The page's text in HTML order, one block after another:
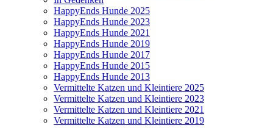
HappyEnds Hunde 2025
HappyEnds Hunde 2023
HappyEnds Hunde 2021
HappyEnds Hunde 2019
HappyEnds Hunde 2017
HappyEnds Hunde 2015
HappyEnds Hunde 2013
Vermittelte Katzen und Kleintiere 2025
Vermittelte Katzen und Kleintiere 2023
Vermittelte Katzen und Kleintiere 2021
Vermittelte Katzen und Kleintiere 2019